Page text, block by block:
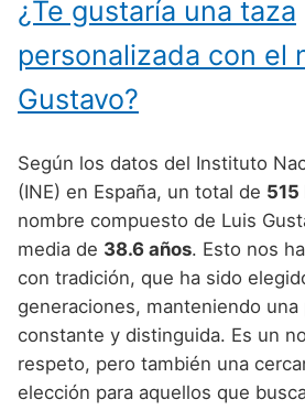
Nombres de niño que
Nombres de niño que
Nombres de niño que
Nombres de niño que
Nombres de niño que
Nombres de niño que
Nombres de niño que
Nombres de niño que
Nombres de Niño
Nombres de Niño
Nombres de Niño
Nombres de Niño
Nombres de Niño
Nombres de Niño
Nombres de Niño
Nombres de Niño
Nombres de Niño
Nombres de Niño
Nombres de Niño
¿Te gustaría una taza
personalizada con el
Gustavo?
Según los datos del Instituto
(INE) en España, un total de 515
nombre compuesto de Luis
media de 38.6 años. Esto nos
con tradición, que ha sido
generaciones, manteniendo una
constante y distinguida. Es un
respeto, pero también una
elección para aquellos que